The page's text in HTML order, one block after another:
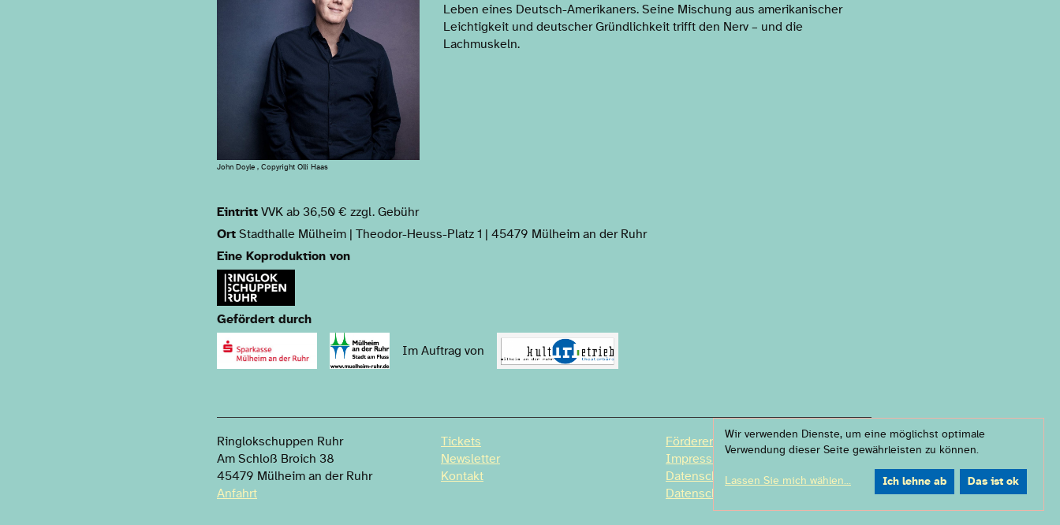
John Doyle , Copyright Olli Haas
Leben eines Deutsch-Amerikaners. Seine Mischung aus amerikanischer
Leichtigkeit und deutscher Gründlichkeit trifft den Nerv – und die
Lachmuskeln.
Eintritt VVK ab 36,50 € zzgl. Gebühr
Ort Stadthalle Mülheim | Theodor-Heuss-Platz 1 | 45479 Mülheim an der Ruhr
Eine Koproduktion von
Gefördert durch
Im Auftrag von
Ringlokschuppen Ruhr
Am Schloß Broich 38
45479 Mülheim an der Ruhr
Anfahrt
Tickets
Newsletter
Kontakt
Förderer & Partner
Impressum
Datenschutzerklärung
Datenschutzeinstellung
Wir verwenden Dienste, um eine möglichst optimale
Verwendung dieser Seite gewährleisten zu können.
Lassen Sie mich wählen... Ich lehne ab Das ist ok